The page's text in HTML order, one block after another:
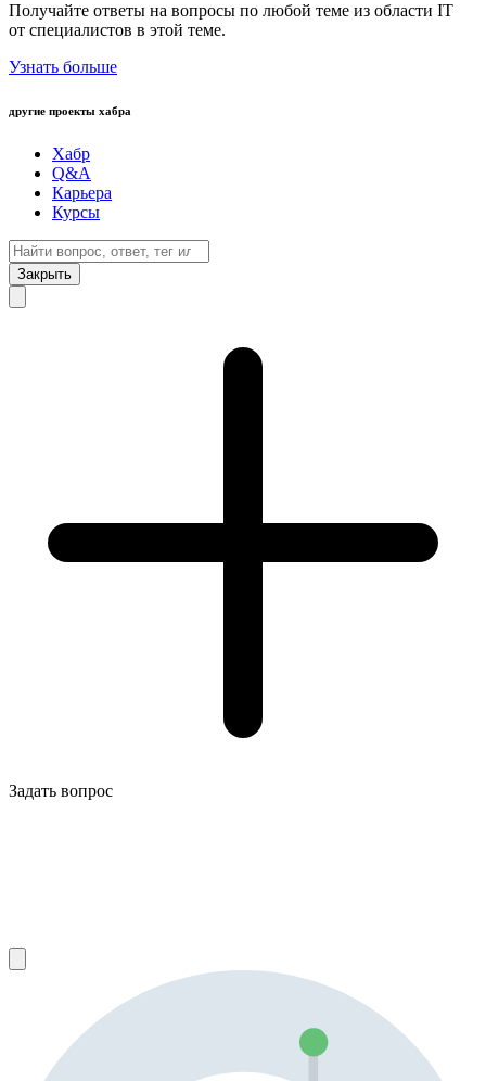
Получайте ответы на вопросы по любой теме из области IT
от специалистов в этой теме.
Узнать больше
другие проекты хабра
Хабр
Q&A
Карьера
Курсы
Закрыть
Задать вопрос